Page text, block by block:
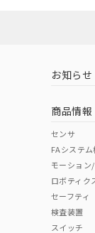
取りつけ穴加
中国 RoHS
中国 RoHS表
Pb
お知ら
商品情報
センサ
FAシステ
モーション
ロボティク
セーフティ
検査装置
スイッチ